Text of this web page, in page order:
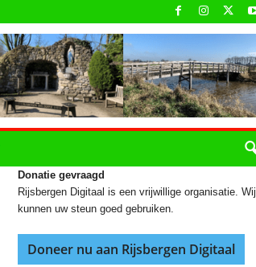
Donatie gevraagd
Rijsbergen Digitaal is een vrijwillige organisatie. Wij
kunnen uw steun goed gebruiken.
Doneer nu aan Rijsbergen Digitaal